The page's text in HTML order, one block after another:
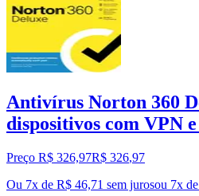
Antivírus Norton 360
dispositivos com VPN
Preço R$ 326,97R$ 326,97
Ou 7x de R$ 46,71 sem jurosou 7x de